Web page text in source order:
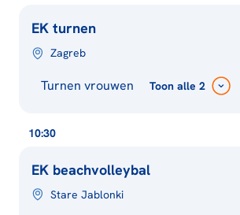
EK turnen
Zagreb
Turnen vrouwen Toon alle 2
10:30
EK beachvolleybal
Stare Jablonki